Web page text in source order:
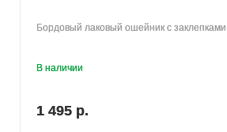
Бордовый лаковый ошейник с заклепками
В наличии
1 495 р.